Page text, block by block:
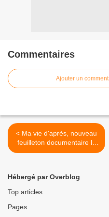
Commentaires
Ajouter un
< Ma vie d'après, nouveau
feuilleton documentaire le
samedi sur France 3.
Hébergé par Overblog
Top articles
Pages